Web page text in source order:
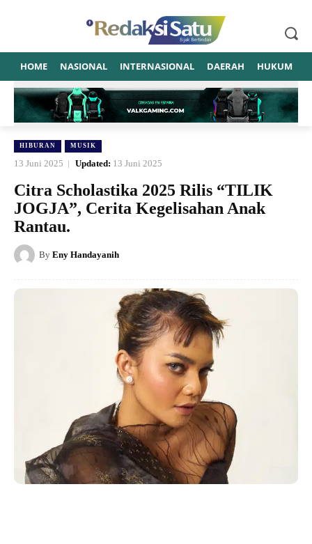
HOME NASIONAL INTERNASIONAL DAERAH HUKUM
HIBURAN MUSIK
13 Juni 2025 Updated: 13 Juni 2025
Citra Scholastika 2025 Rilis “TILIK
JOGJA”, Cerita Kegelisahan Anak
Rantau.
By Eny Handayanih